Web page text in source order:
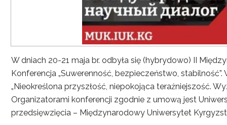
W dniach 20-21 maja br. odbyła się (hybrydowo) II
Konferencja „Suwerenność, bezpieczeństwo,
„Nieokreślona przyszłość, niepokojąca teraźniejszość.
Organizatorami konferencji zgodnie z umową jest
przedsięwzięcia – Międzynarodowy Uniwersytet